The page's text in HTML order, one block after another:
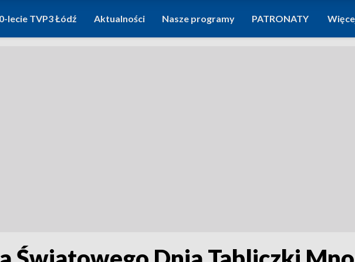
lecie TVP3 Łódź Aktualności Nasze programy PATRONATY